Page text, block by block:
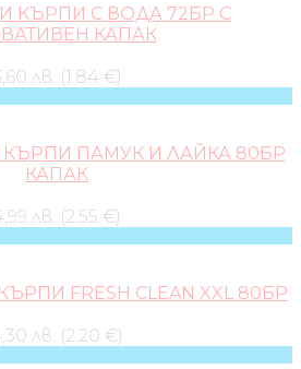
КЪРПИ С ВОДА 72БР С
КАПАК
лв. (1.84 €)
ПАМУК И ЛАЙКА 80БР
КАПАК
лв. (2.55 €)
FRESH CLEAN XXL 80БР
лв. (2.20 €)